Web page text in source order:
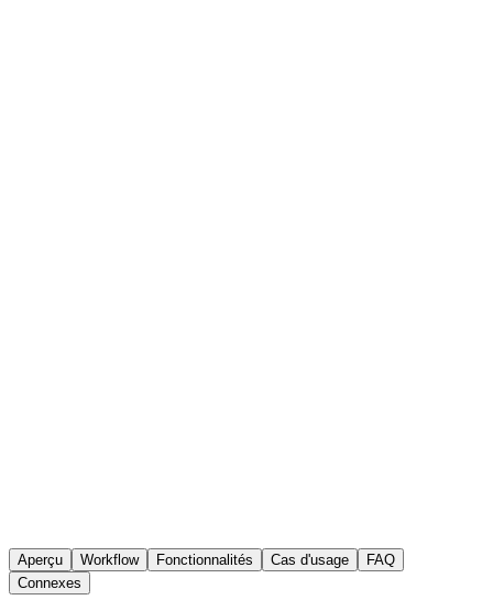
Aperçu Workflow Fonctionnalités Cas d'usage
FAQ
Connexes